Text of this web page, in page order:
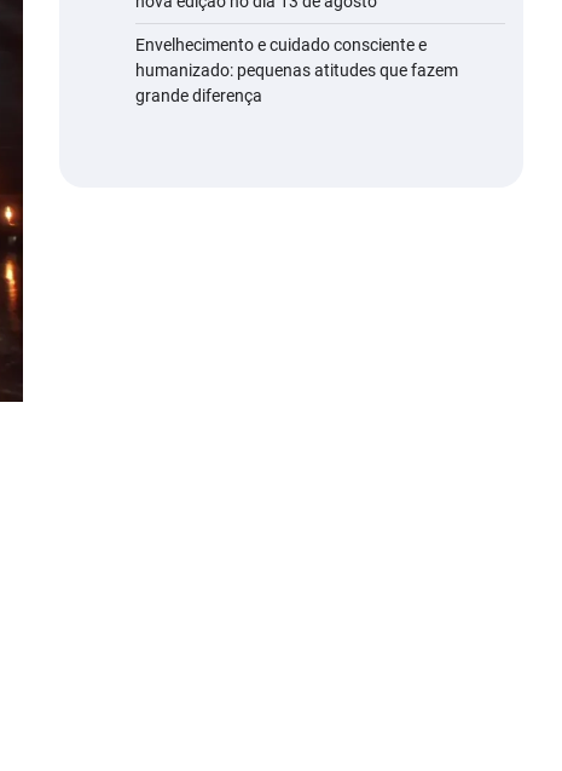
Envelhecimento e cuidado consciente e
humanizado: pequenas atitudes que fazem
grande diferença